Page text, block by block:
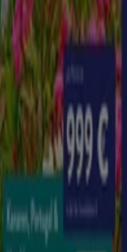
der Kategorie
UCI Kinowelt
Angebote auf
idealen Ort, um die
Aktionen
zu finden. Im Monat
die neuesten Neuigkeiten
entdecken, einer der
Reisen und Freizeit